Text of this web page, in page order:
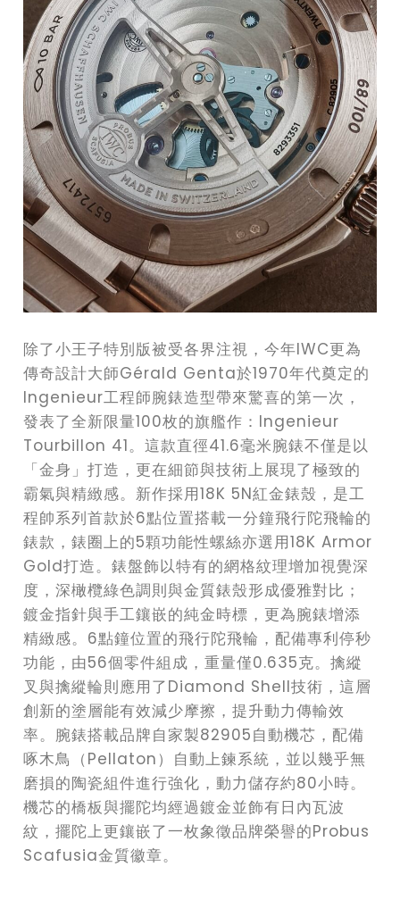
除了小王子特別版被受各界注視，今年IWC更為
傳奇設計大師Gérald Genta於1970年代奠定的
Ingenieur工程師腕錶造型帶來驚喜的第一次，
發表了全新限量100枚的旗艦作：Ingenieur
Tourbillon 41。這款直徑41.6毫米腕錶不僅是以
「金身」打造，更在細節與技術上展現了極致的
霸氣與精緻感。新作採用18K 5N紅金錶殼，是工
程帥系列首款於6點位置搭載一分鐘飛行陀飛輪的
錶款，錶圈上的5顆功能性螺絲亦選用18K Armor
Gold打造。錶盤飾以特有的網格紋理增加視覺深
度，深橄欖綠色調則與金質錶殼形成優雅對比；
鍍金指針與手工鑲嵌的純金時標，更為腕錶增添
精緻感。6點鐘位置的飛行陀飛輪，配備專利停秒
功能，由56個零件組成，重量僅0.635克。擒縱
叉與擒縱輪則應用了Diamond Shell技術，這層
創新的塗層能有效減少摩擦，提升動力傳輸效
率。腕錶搭載品牌自家製82905自動機芯，配備
啄木鳥（Pellaton）自動上鍊系統，並以幾乎無
磨損的陶瓷組件進行強化，動力儲存約80小時。
機芯的橋板與擺陀均經過鍍金並飾有日內瓦波
紋，擺陀上更鑲嵌了一枚象徵品牌榮譽的Probus
Scafusia金質徽章。